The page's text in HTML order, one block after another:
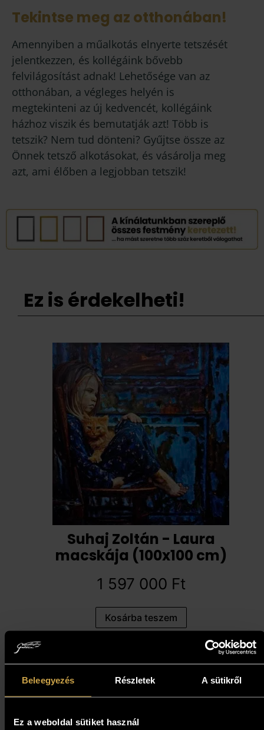
Beleegyezés Részletek A sütikről
Ez a weboldal sütiket használ
Tekintse meg az otthonában!
Amennyiben a műalkotás elnyerte tetszését
jelentkezzen, és kollégáink bővebb
felvilágosítást adnak! Lehetősége van az
otthonában, a végleges helyén is
megtekinteni az új kedvencét, kollégáink
házhoz viszik és bemutatják azt! Több is
tetszik? Nem tud dönteni? Gyűjtse össze az
Önnek tetsző alkotásokat, és vásárolja meg
azt, ami élőben a legjobban tetszik!
Ez is érdekelheti!
Suhaj Zoltán - Laura
macskája (100x100 cm)
1 597 000 Ft
Kosárba teszem